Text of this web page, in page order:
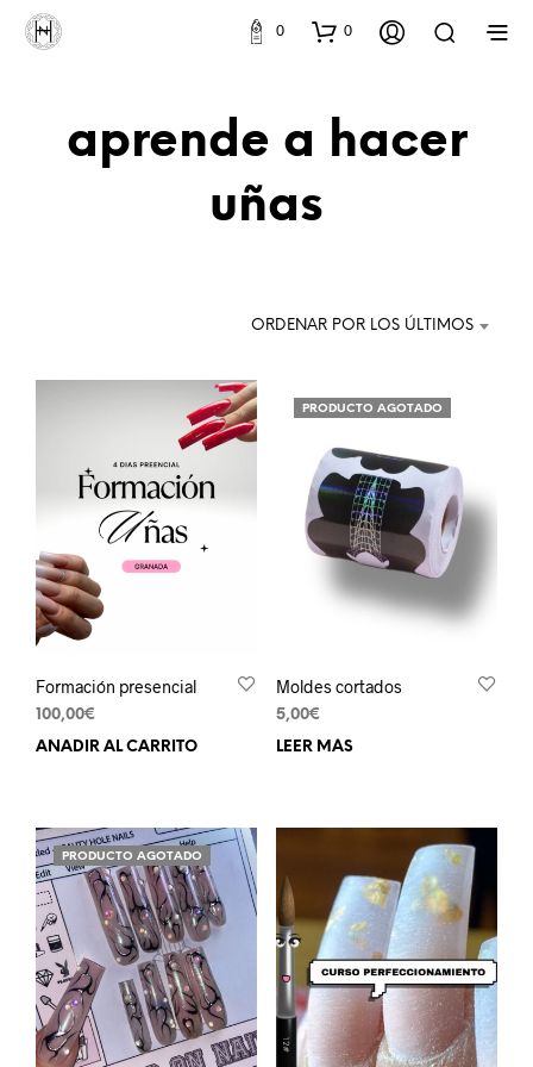
0 0
aprende a hacer
uñas
ORDENAR POR LOS ÚLTIMOS
Formación presencial
100,00€
AÑADIR AL CARRITO
PRODUCTO AGOTADO
Moldes cortados
5,00€
LEER MÁS
PRODUCTO AGOTADO